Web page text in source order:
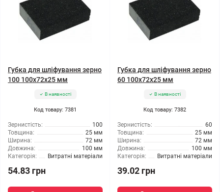
Губка для шліфування зерно
100 100x72x25 мм
В наявності
Код товару: 7381
Зернистість:
100
Товщина:
25 мм
Ширина:
72 мм
Довжина:
100 мм
Категорія:
Витратні матеріали
54.83 грн
Губка для шліфування зерно
60 100x72x25 мм
В наявності
Код товару: 7382
Зернистість:
60
Товщина:
25 мм
Ширина:
72 мм
Довжина:
100 мм
Категорія:
Витратні матеріали
39.02 грн